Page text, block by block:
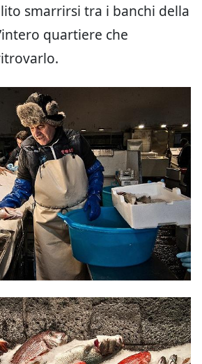
smarrirsi tra i banchi della
quartiere che